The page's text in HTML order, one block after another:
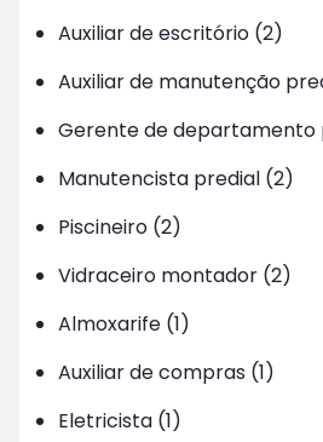
Auxiliar de escritório (2)
Auxiliar de manutenção
Gerente de departamento
Manutencista predial (2)
Piscineiro (2)
Vidraceiro montador (2)
Almoxarife (1)
Auxiliar de compras (1)
Eletricista (1)